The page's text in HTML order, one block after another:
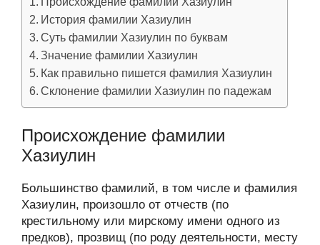
История фамилии Хазиулин
Суть фамилии Хазиулин по буквам
Значение фамилии Хазиулин
Как правильно пишется фамилия Хазиулин
Склонение фамилии Хазиулин по падежам
Происхождение фамилии
Хазиулин
Большинство фамилий, в том числе и фамилия
Хазиулин, произошло от отчеств (по
крестильному или мирскому имени одного из
предков), прозвищ (по роду деятельности, месту